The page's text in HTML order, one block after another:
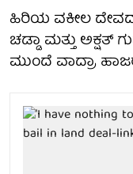
ಹಿರಿಯ ವಕೀಲ
ಚಡ್ಡಾ ಮತ್ತು
ಮುಂದೆ ವಾದ್ರಾ